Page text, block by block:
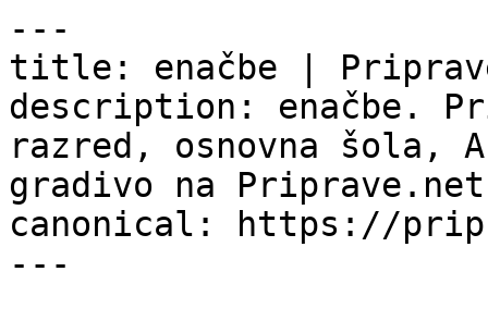
---
title: enačbe |
description: enačbe.
razred, osnovna šola,
gradivo na
canonical: https://
---